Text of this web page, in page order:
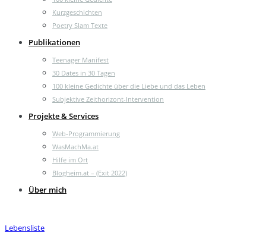
Kurzgeschichten
Poetry Slam Texte
Publikationen
Teenager Manifest
30 Dates in 30 Tagen
100 kleine Gedichte über die Liebe und das Leben
Subjektive Zeithorizont-Intervention
Projekte & Services
Web-Programmierung
WasMachMa.at
Hilfe im Ort
Blogheim.at – (Exit 2022)
Über mich
Lebensliste